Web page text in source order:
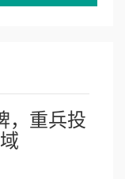
，重兵投